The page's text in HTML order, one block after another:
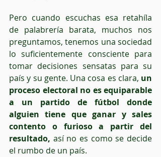
Pero cuando escuchas esa retahíla
de palabrería barata, muchos nos
preguntamos, tenemos una sociedad
lo suficientemente consciente para
tomar decisiones sensatas para su
país y su gente. Una cosa es clara, un
proceso electoral no es equiparable
a un partido de fútbol donde
alguien tiene que ganar y sales
contento o furioso a partir del
resultado, así no es como se decide
el rumbo de un país.